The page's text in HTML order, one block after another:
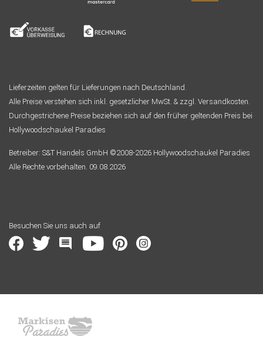
Lieferzeiten gelten für Lieferungen nach Deutschland.
Alle Preise verstehen sich inkl. gesetzlicher MwSt. & zzgl. Versandkosten.
Durchgestrichene Preise beziehen sich auf den früher geltenden Preis bei
Hollywoodschaukel Paradies
Betreiber: S&T Handels GmbH ©2008-2026 Hollywoodschaukel Paradies
Alle Rechte vorbehalten. 09.08.2026
Besuchen Sie uns auch auf